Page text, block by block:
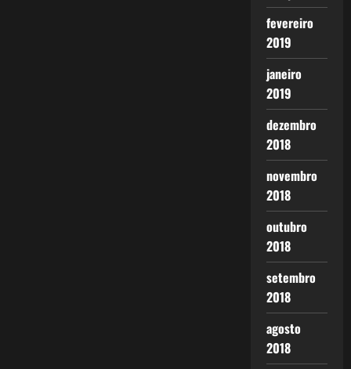
fevereiro
2019
janeiro
2019
dezembro
2018
novembro
2018
outubro
2018
setembro
2018
agosto
2018